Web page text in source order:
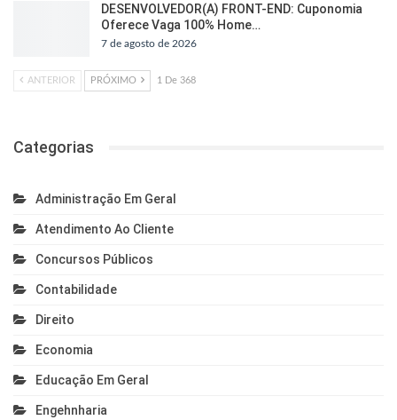
DESENVOLVEDOR(A) FRONT-END: Cuponomia
Oferece Vaga 100% Home…
7 de agosto de 2026
ANTERIOR PRÓXIMO 1 De 368
Categorias
Administração Em Geral
Atendimento Ao Cliente
Concursos Públicos
Contabilidade
Direito
Economia
Educação Em Geral
Engehnharia